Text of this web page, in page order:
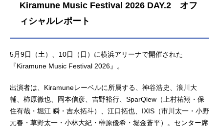
Kiramune Music Festival 2026 DAY.2 オフ
ィシャルレポート
5月9日（土）、10日（日）に横浜アリーナで開催された
『Kiramune Music Festival 2026』。
出演者は、Kiramuneレーベルに所属する、神谷浩史、浪川大
輔、柿原徹也、岡本信彦、吉野裕行、SparQlew（上村祐翔・保
住有哉・堀江 瞬・吉永拓斗）、江口拓也、IXIS（市川太一・小野
元春・草野太一・小林大紀・榊原優希・堀金蒼平）。センター席